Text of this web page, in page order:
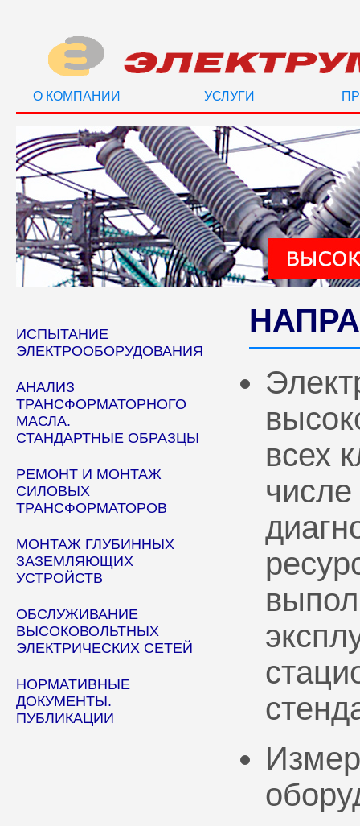
О КОМПАНИИ УСЛУГИ
ИСПЫТАНИЕ
ЭЛЕКТРООБОРУДОВАНИЯ
АНАЛИЗ
ТРАНСФОРМАТОРНОГО
МАСЛА.
СТАНДАРТНЫЕ ОБРАЗЦЫ
РЕМОНТ И МОНТАЖ
СИЛОВЫХ
ТРАНСФОРМАТОРОВ
МОНТАЖ ГЛУБИННЫХ
ЗАЗЕМЛЯЮЩИХ
УСТРОЙСТВ
ОБСЛУЖИВАНИЕ
ВЫСОКОВОЛЬТНЫХ
ЭЛЕКТРИЧЕСКИХ СЕТЕЙ
НОРМАТИВНЫЕ
ДОКУМЕНТЫ.
ПУБЛИКАЦИИ
всех